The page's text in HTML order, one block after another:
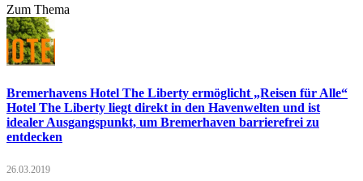
Zum Thema
Bremerhavens Hotel The Liberty ermöglicht „Reisen für Alle“
Hotel The Liberty liegt direkt in den Havenwelten und ist
idealer Ausgangspunkt, um Bremerhaven barrierefrei zu
entdecken
26.03.2019